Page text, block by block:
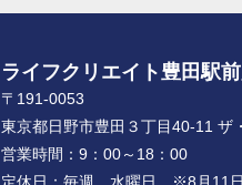
ライフクリエイト豊田駅
〒191-0053
東京都日野市豊田３丁目40-11 ザ
営業時間： 9：00～18：00